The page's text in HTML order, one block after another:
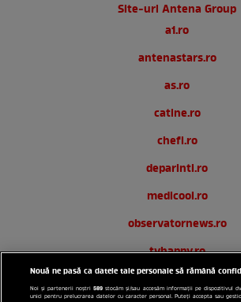
Site-uri Antena Group
a1.ro
antenastars.ro
as.ro
catine.ro
chefi.ro
deparinti.ro
medicool.ro
observatornews.ro
tvhappy.ro
useit.ro
Nouă ne pasă ca datele tale personale să rămână
Noi și partenerii noștri589 stocăm și/sau accesăm informații pe dispozitivul
unici pentru prelucrarea datelor cu caracter personal. Puteți accepta sau